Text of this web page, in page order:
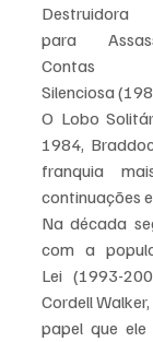
Destruidora
para
Contas
Silenciosa
O Lobo
1984,
franquia
continuações
Na década
com a
Lei (1993-
Cordell
papel que